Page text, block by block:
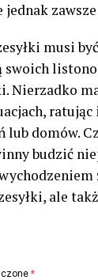
musi
swoich
Nierzadko
lub domów.
budzić
ale
*